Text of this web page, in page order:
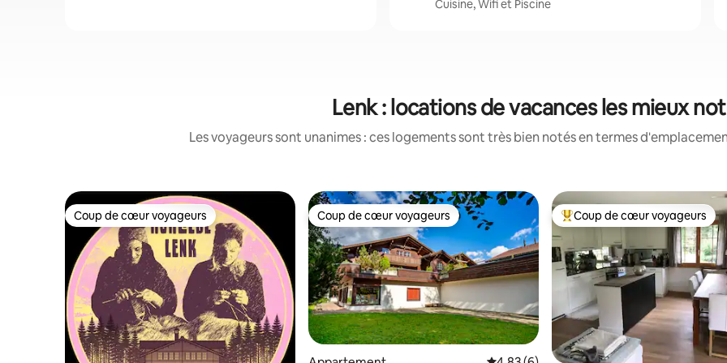
Cuisine, Wifi et Piscine
Lenk : locations de vacances les mieux
Les voyageurs sont unanimes : ces logements sont très bien notés en termes
Coup de cœur voyageurs
Coup de cœur voyageurs Coup de cœur voyageurs
Coup de cœur voyageurs Coups de cœur voyageurs les
Coup de cœur voyageurs